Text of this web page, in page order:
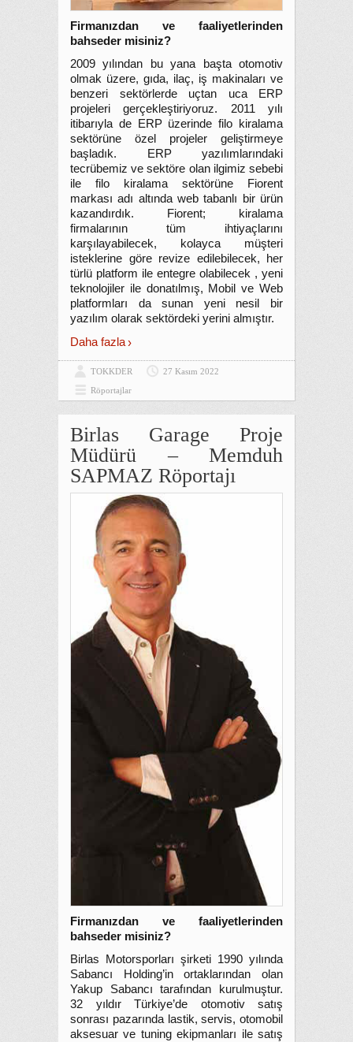
Firmanızdan ve faaliyetlerinden
bahseder misiniz?
2009 yılından bu yana başta otomotiv
olmak üzere, gıda, ilaç, iş makinaları ve
benzeri sektörlerde uçtan uca ERP
projeleri gerçekleştiriyoruz. 2011 yılı
itibarıyla de ERP üzerinde filo kiralama
sektörüne özel projeler geliştirmeye
başladık. ERP yazılımlarındaki
tecrübemiz ve sektöre olan ilgimiz sebebi
ile filo kiralama sektörüne Fiorent
markası adı altında web tabanlı bir ürün
kazandırdık. Fiorent; kiralama
firmalarının tüm ihtiyaçlarını
karşılayabilecek, kolayca müşteri
isteklerine göre revize edilebilecek, her
türlü platform ile entegre olabilecek , yeni
teknolojiler ile donatılmış, Mobil ve Web
platformları da sunan yeni nesil bir
yazılım olarak sektördeki yerini almıştır.
Daha fazla
TOKKDER
27 Kasım 2022
Röportajlar
Birlas Garage Proje
Müdürü – Memduh
SAPMAZ Röportajı
Firmanızdan ve faaliyetlerinden
bahseder misiniz?
Birlas Motorsporları şirketi 1990 yılında
Sabancı Holding’in ortaklarından olan
Yakup Sabancı tarafından kurulmuştur.
32 yıldır Türkiye’de otomotiv satış
sonrası pazarında lastik, servis, otomobil
aksesuar ve tuning ekipmanları ile satış